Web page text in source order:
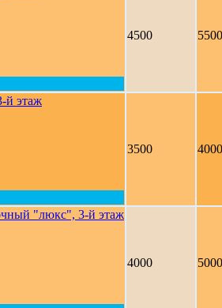
4500 5500
й этаж
3500 4000
"люкс", 3-й этаж
4000 5000